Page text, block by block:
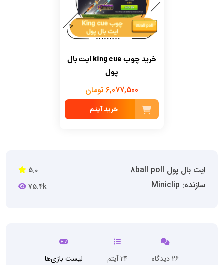
خرید چوب king cue ایت بال
پول
6,077,500 تومان
خرید آیتم
ایت بال پول 8ball poll
سازنده: Miniclip
5.0
75.4k
26 دیدگاه 24 آیتم لیست بازی‌ها